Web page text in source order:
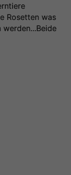
Rosetten was